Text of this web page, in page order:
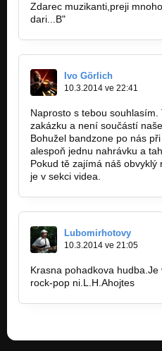
Zdarec muzikanti,preji
dari...B"
Ivo Görlich
10.3.2014 ve 22:41
Naprosto s tebou
zakázku a není součástí
Bohužel bandzone po nás
alespoň jednu nahrávku a
Pokud tě zajímá náš
je v sekci videa.
Lubomirhotovy
10.3.2014 ve 21:05
Krasna pohadkova
rock-pop ni.L.H.Ahojtes